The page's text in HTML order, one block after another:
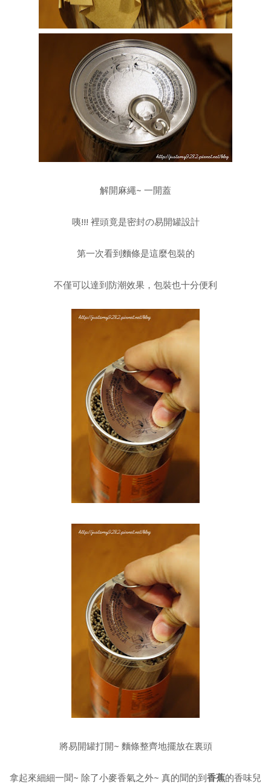
解開麻繩~ 一開蓋
咦!!! 裡頭竟是密封の易開罐設計
第一次看到麵條是這麼包裝的
不僅可以達到防潮效果，包裝也十分便利
將易開罐打開~ 麵條整齊地擺放在裏頭
拿起來細細一聞~ 除了小麥香氣之外~ 真的聞的到 香蕉的香味兒